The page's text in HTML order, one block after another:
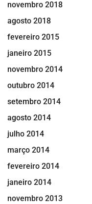
novembro 2018
agosto 2018
fevereiro 2015
janeiro 2015
novembro 2014
outubro 2014
setembro 2014
agosto 2014
julho 2014
março 2014
fevereiro 2014
janeiro 2014
novembro 2013